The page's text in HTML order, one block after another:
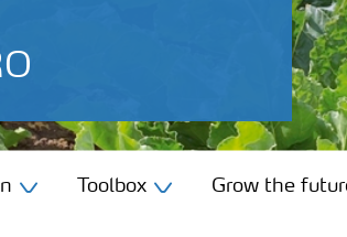
Toolbox Grow the